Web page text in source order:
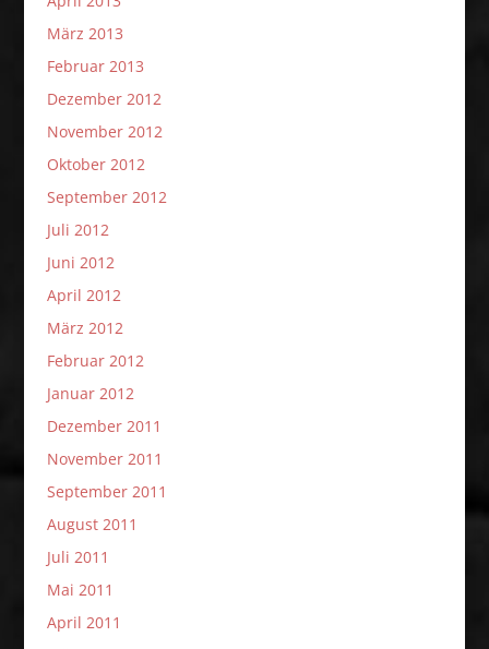
März 2013
Februar 2013
Dezember 2012
November 2012
Oktober 2012
September 2012
Juli 2012
Juni 2012
April 2012
März 2012
Februar 2012
Januar 2012
Dezember 2011
November 2011
September 2011
August 2011
Juli 2011
Mai 2011
April 2011